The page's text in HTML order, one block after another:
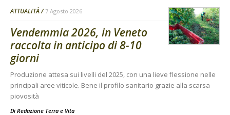
ATTUALITÀ 7 Agosto 2026
Vendemmia 2026, in Veneto
raccolta in anticipo di 8-10
giorni
Produzione attesa sui livelli del 2025, con una lieve flessione nelle
principali aree viticole. Bene il profilo sanitario grazie alla scarsa
piovosità
Di Redazione Terra e Vita